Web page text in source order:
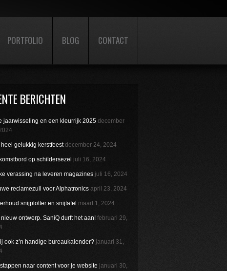
PORTFOLIO BLOG CONTACT
BERICHTEN
jaarwisseling en een kleurrijk 2025 december
heel gelukkig kerstfeest december 24, 2024
op schildersezel juli 16, 2024
verassing na leveren magazines juli 16, 2024
reclamezuil voor Alphatronics april 23, 2024
snijplotter en snijtafel maart 1, 2024
nieuw ontwerp. SaniQ durft het aan! februari 29,
ook z’n handige bureaukalender? januari 31,
stappen naar content voor je website januari 30,